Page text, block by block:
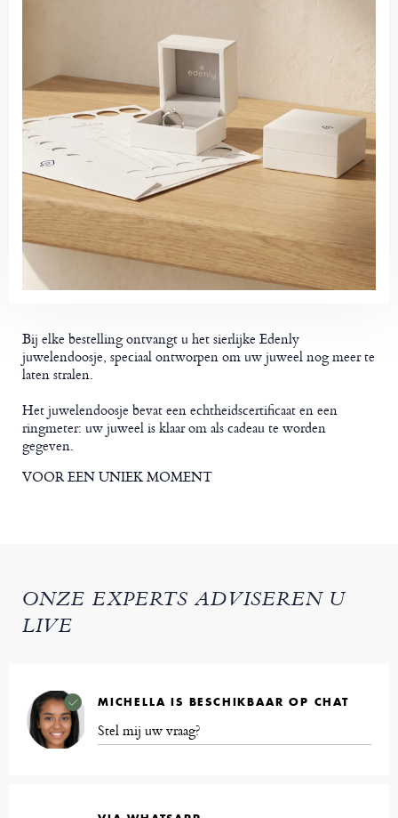
Bij elke bestelling ontvangt u het sierlijke Edenly
juwelendoosje, speciaal ontworpen om uw juweel nog meer te
laten stralen.
Het juwelendoosje bevat een echtheidscertificaat en een
ringmeter: uw juweel is klaar om als cadeau te worden
gegeven.
VOOR EEN UNIEK MOMENT
ONZE EXPERTS ADVISEREN U
LIVE
MICHELLA IS BESCHIKBAAR OP CHAT
Stel mij uw vraag?